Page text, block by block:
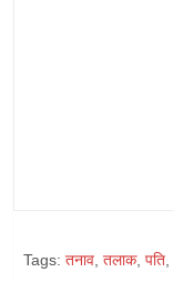
Tags: तनाव, तलाक, पति,